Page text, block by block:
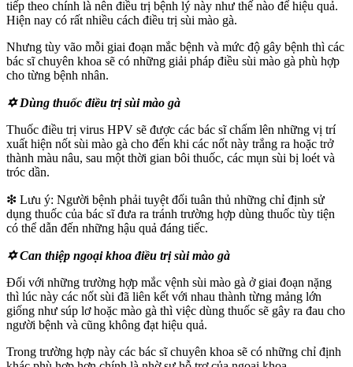
tiếp theo chính là nên điều trị bệnh lý này như thế nào để hiệu quả.
Hiện nay có rất nhiều cách điều trị sùi mào gà.
Nhưng tùy vão mỗi giai đoạn mắc bệnh và mức độ gây bệnh thì các
bác sĩ chuyên khoa sẽ có những giải pháp điều sùi mào gà phù hợp
cho từng bệnh nhân.
✡ Dùng thuốc điều trị sùi mào gà
Thuốc điều trị virus HPV sẽ được các bác sĩ chấm lên những vị trí
xuất hiện nốt sùi mào gà cho đến khi các nốt này trắng ra hoặc trở
thành màu nâu, sau một thời gian bôi thuốc, các mụn sùi bị loét và
tróc dần.
❇ Lưu ý: Người bệnh phải tuyệt đối tuân thủ những chỉ định sử
dụng thuốc của bác sĩ đưa ra tránh trường hợp dùng thuốc tùy tiện
có thể dẫn đến những hậu quả đáng tiếc.
✡ Can thiệp ngoại khoa điều trị sùi mào gà
Đối với những trường hợp mắc vệnh sùi mào gà ở giai đoạn nặng
thì lúc này các nốt sùi đã liên kết với nhau thành từng mảng lớn
giống như súp lơ hoặc mào gà thì việc dùng thuốc sẽ gây ra đau cho
người bệnh và cũng không đạt hiệu quả.
Trong trường hợp này các bác sĩ chuyên khoa sẽ có những chỉ định